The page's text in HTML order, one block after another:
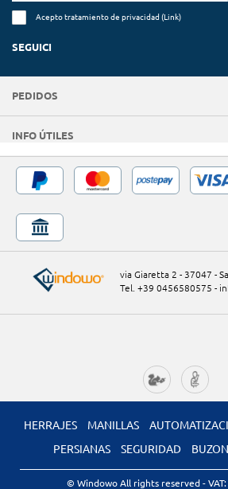
Acepto tratamiento de privacidad (Link)
SEGUICI
PEDIDOS
INFO ÚTILES
via Giaretta 2 - 37047 -
Tel. +39 0456580575 -
HERRAJES MANILLAS
PERSIANAS
SEGURIDAD
© Windowo All rights reserved -